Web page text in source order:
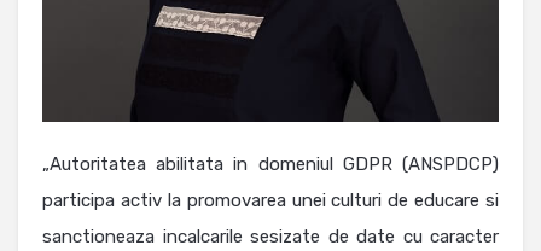
„Autoritatea abilitata in domeniul GDPR (ANSPDCP)
participa activ la promovarea unei culturi de educare si
sanctioneaza incalcarile sesizate de date cu caracter